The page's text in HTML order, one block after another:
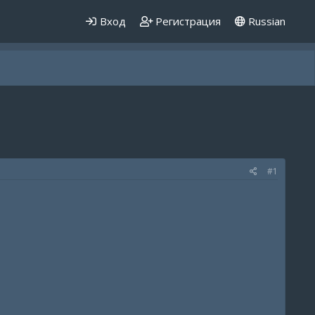
Вход Регистрация Russian
#1